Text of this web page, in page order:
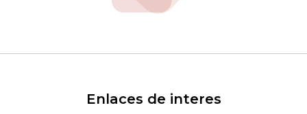
Enlaces de interes